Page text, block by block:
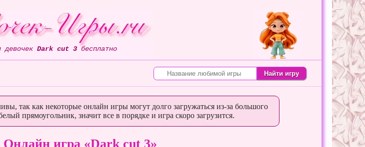
девочек Dark cut 3бесплатно
так как некоторые онлайн игры могут долго загружаться из-за большого
прямоугольник, значит все в порядке и игра скоро загрузится.
Онлайн игра «Dark cut 3»